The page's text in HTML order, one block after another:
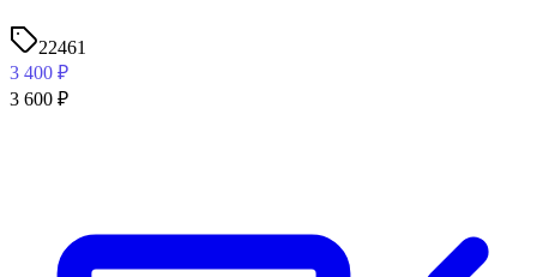
22461
3 400 ₽
3 600 ₽